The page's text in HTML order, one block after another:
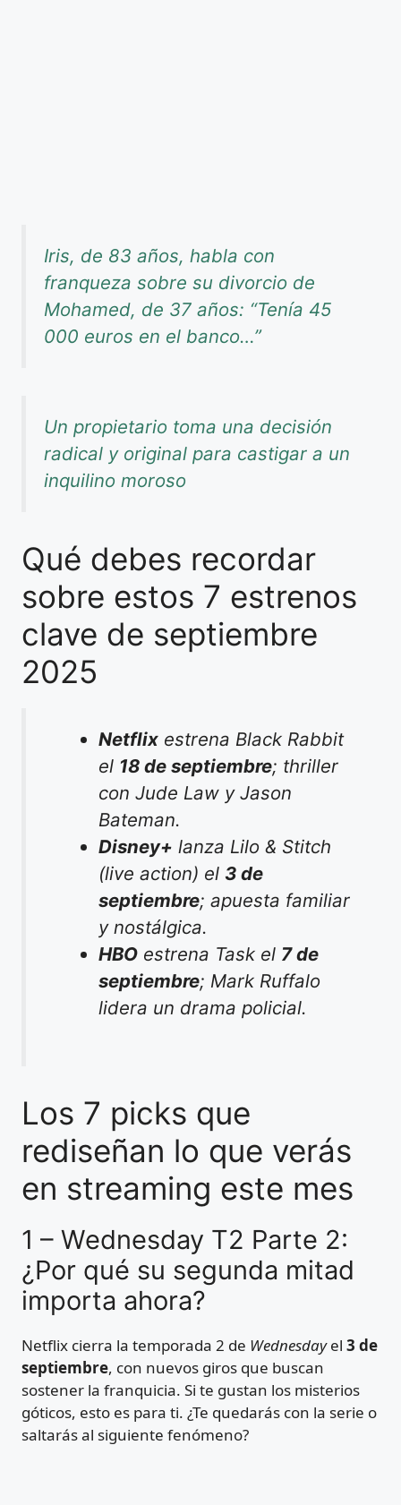
Iris, de 83 años, habla con
franqueza sobre su divorcio de
Mohamed, de 37 años: “Tenía 45
000 euros en el banco…”
Un propietario toma una decisión
radical y original para castigar a un
inquilino moroso
Qué debes recordar
sobre estos 7 estrenos
clave de septiembre
2025
Netflix estrena Black Rabbit
el 18 de septiembre; thriller
con Jude Law y Jason
Bateman.
Disney+ lanza Lilo & Stitch
(live action) el 3 de
septiembre; apuesta familiar
y nostálgica.
HBO estrena Task el 7 de
septiembre; Mark Ruffalo
lidera un drama policial.
Los 7 picks que
rediseñan lo que verás
en streaming este mes
1 – Wednesday T2 Parte 2:
¿Por qué su segunda mitad
importa ahora?
Netflix cierra la temporada 2 de Wednesdayel 3 de
septiembre, con nuevos giros que buscan
sostener la franquicia. Si te gustan los misterios
góticos, esto es para ti. ¿Te quedarás con la serie o
saltarás al siguiente fenómeno?